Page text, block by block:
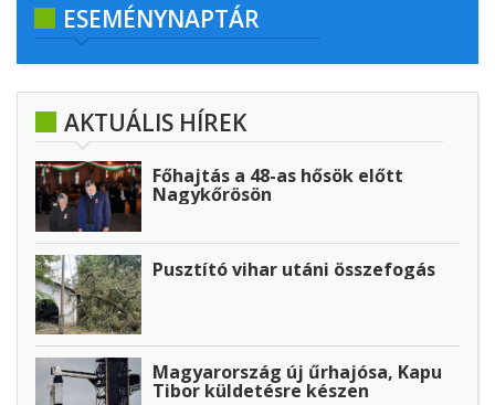
ESEMÉNYNAPTÁR
AKTUÁLIS HÍREK
Főhajtás a 48-as hősök előtt
Nagykőrösön
Pusztító vihar utáni összefogás
Magyarország új űrhajósa, Kapu
Tibor küldetésre készen